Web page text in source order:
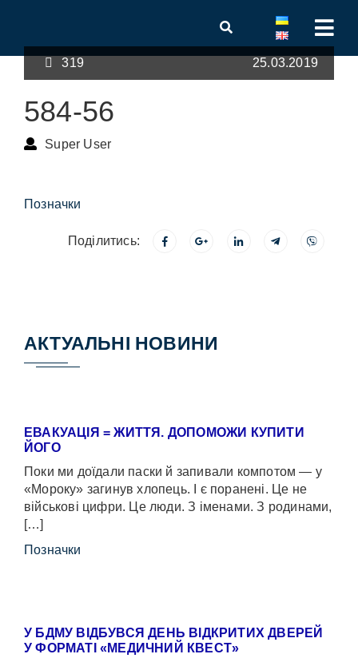
319 25.03.2019
584-56
Super User
Позначки
Поділитись:
АКТУАЛЬНІ НОВИНИ
ЕВАКУАЦІЯ = ЖИТТЯ. ДОПОМОЖИ КУПИТИ
ЙОГО
Поки ми доїдали паски й запивали компотом — у
«Мороку» загинув хлопець. І є поранені. Це не
військові цифри. Це люди. З іменами. З родинами,
[…]
Позначки
У БДМУ ВІДБУВСЯ ДЕНЬ ВІДКРИТИХ ДВЕРЕЙ
У ФОРМАТІ «МЕДИЧНИЙ КВЕСТ»